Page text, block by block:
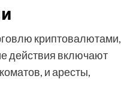
криптовалютами,
действия включают
и аресты,